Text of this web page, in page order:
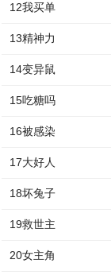
12我买单
13精神力
14变异鼠
15吃糖吗
16被感染
17大好人
18坏兔子
19救世主
20女主角